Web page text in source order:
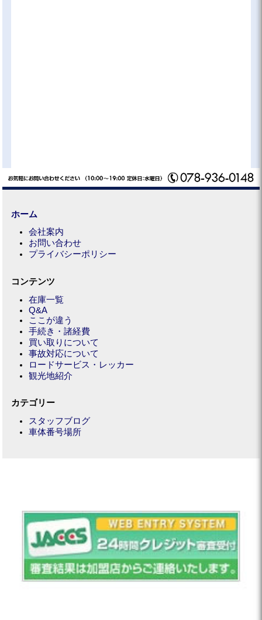
ホーム
会社案内
お問い合わせ
プライバシーポリシー
コンテンツ
在庫一覧
Q&A
ここが違う
手続き・諸経費
買い取りについて
事故対応について
ロードサービス・レッカー
観光地紹介
カテゴリー
スタッフブログ
車体番号場所